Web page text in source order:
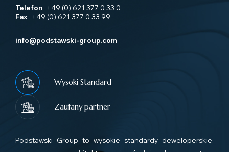
Telefon +49 (0) 621 377 0 33 0
Fax
+49 (0) 621 377 0 33 99
info@podstawski-group.com
Wysoki Standard
Zaufany partner
Podstawski Group to wysokie standardy deweloperskie,